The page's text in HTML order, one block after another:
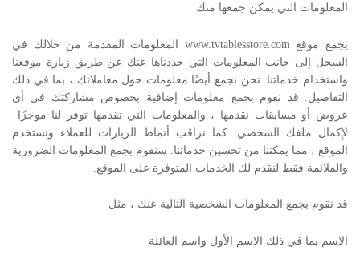
المعلومات التي يمكن جمعها منك
يجمع موقع www.tvtablesstore.com المعلومات المقدمة من خلالك في
السجل إلى جانب المعلومات التي حددناها عنك عن طريق زيارة موقعنا
واستخدام خدماتنا. نحن نجمع أيضًا معلومات حول معاملاتك ، بما في ذلك
التفاصيل. قد نقوم بجمع معلومات إضافية بخصوص مشاركتك في أي
عروض أو مسابقات نقدمها ، والمعلومات التي تقدمها توفر لنا موجزًا ​​
لإكمال ملفك الشخصي. كما نراقب أنماط الزيارات للعملاء ونستخدم
الموقع ، مما يمكننا من تحسين خدماتنا. سنقوم بجمع المعلومات الضرورية
والملائمة فقط لنقدم لك الخدمات المتوفرة على الموقع.
قد نقوم بجمع المعلومات الشخصية التالية عنك ، مثل
الاسم بما في ذلك الاسم الأول واسم العائلة